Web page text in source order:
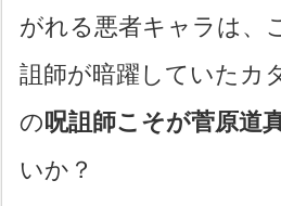
がれる悪者キャラは、
詛師が暗躍していたカ
の 呪詛師こそが菅原道
いか？